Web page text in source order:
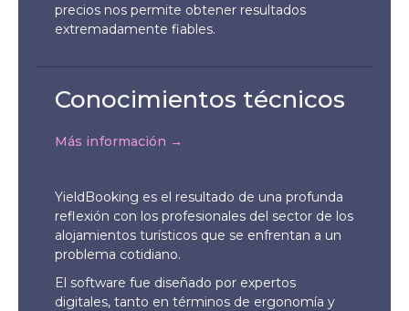
precios nos permite obtener resultados
extremadamente fiables.
Conocimientos técnicos
Más información →
YieldBooking es el resultado de una profunda
reflexión con los profesionales del sector de los
alojamientos turísticos que se enfrentan a un
problema cotidiano.
El software fue diseñado por expertos
digitales, tanto en términos de ergonomía y